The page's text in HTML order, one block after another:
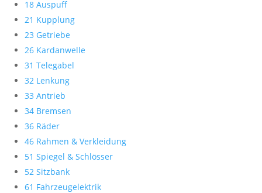
18 Auspuff
21 Kupplung
23 Getriebe
26 Kardanwelle
31 Telegabel
32 Lenkung
33 Antrieb
34 Bremsen
36 Räder
46 Rahmen & Verkleidung
51 Spiegel & Schlösser
52 Sitzbank
61 Fahrzeugelektrik